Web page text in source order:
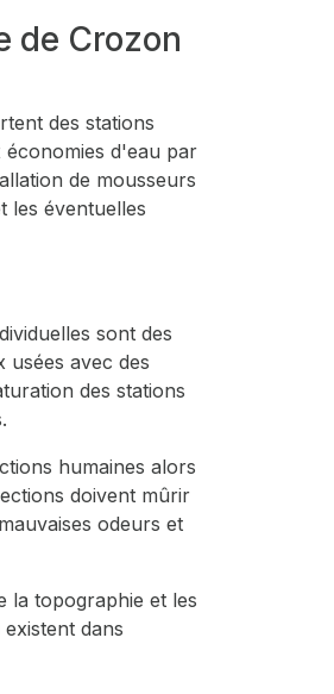
de Crozon
des stations
d'eau par
de mousseurs
les éventuelles
sont des
avec des
des stations
humaines alors
doivent mûrir
odeurs et
la topographie et les
dans